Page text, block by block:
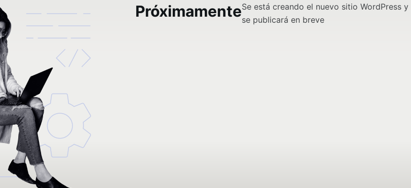
PróximamenteSe está creando el nuevo sitio WordPress y
se publicará en breve